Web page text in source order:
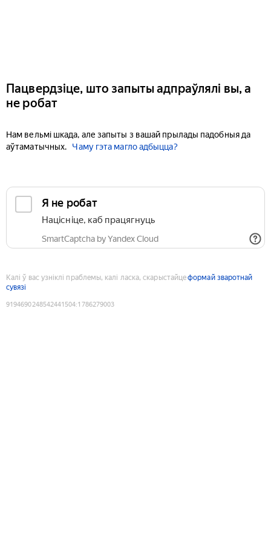
Пацвердзіце, што запыты адпраўлялі вы, а
не робат
Нам вельмі шкада, але запыты з вашай прылады падобныя да
аўтаматычных.
Чаму гэта магло адбыцца?
Я не робат
Націсніце, каб працягнуць
SmartCaptcha by Yandex Cloud
Калі ў вас узніклі праблемы, калі ласка, скарыстайцеформай зваротнай
сувязі
9194690248542441504:1786279003